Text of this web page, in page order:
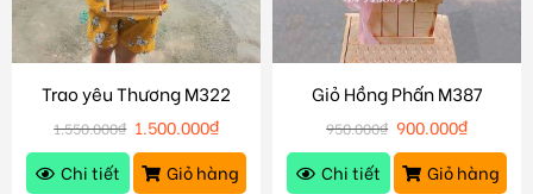
Trao yêu Thương M322
1.550.000₫ 1.500.000₫
Chi tiết
Giỏ hàng
Giỏ Hồng Phấn M387
950.000₫ 900.000₫
Chi tiết
Giỏ hàng